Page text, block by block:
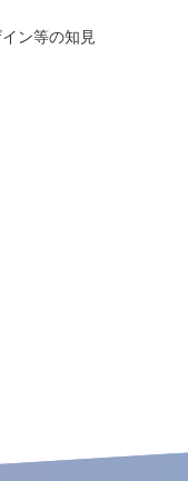
ン等の知見